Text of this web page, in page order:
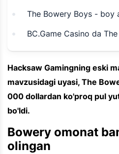
The Bowery Boys - boy
BC.Game Casino da
Hacksaw Gamingning eski
mavzusidagi uyasi, The
000 dollardan ko'proq pul
bo'ldi.
Bowery omonat
olingan